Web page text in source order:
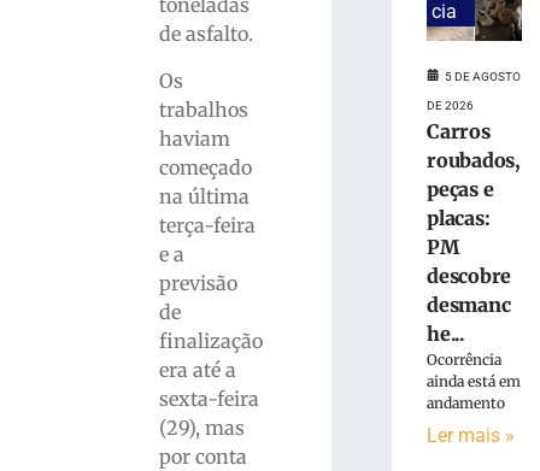
toneladas
de asfalto.
Os
trabalhos
haviam
começado
na última
terça-feira
e a
previsão
de
finalização
era até a
sexta-feira
(29), mas
por conta
Defesa
estado
possíveis
temporais
cia
5 DE AGOSTO
DE 2026
Carros
roubados,
peças e
placas:
PM
descobre
desmanc
he...
Ocorrência
ainda está em
andamento
Ler mais »